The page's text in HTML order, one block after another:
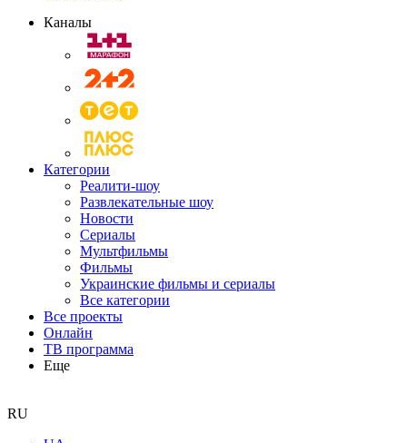
Каналы
Категории
Реалити-шоу
Развлекательные шоу
Новости
Сериалы
Мультфильмы
Фильмы
Украинские фильмы и сериалы
Все категории
Все проекты
Онлайн
ТВ программа
Еще
RU